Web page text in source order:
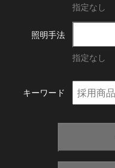
指定なし
照明手法
指定なし
キーワード